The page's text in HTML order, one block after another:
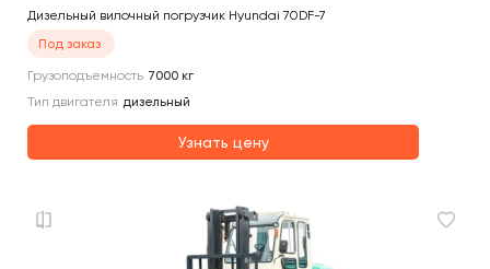
Дизельный вилочный погрузчик Hyundai 70DF-7
Под заказ
Грузоподъемность 7000 кг
Тип двигателя дизельный
Узнать цену